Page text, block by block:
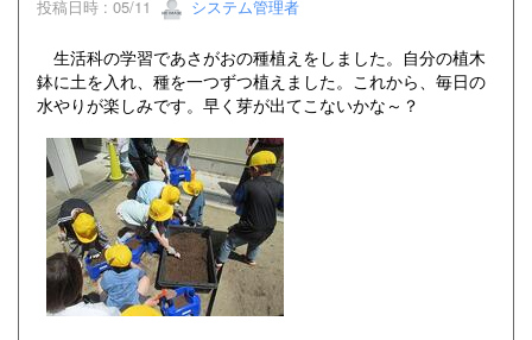
投稿日時 : 05/11 システム管理者
生活科の学習であさがおの種植えをしました。自分の植木
鉢に土を入れ、種を一つずつ植えました。これから、毎日の
水やりが楽しみです。早く芽が出てこないかな～？